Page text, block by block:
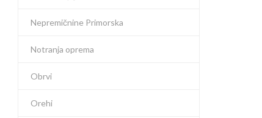
Nepremičnine Primorska
Notranja oprema
Obrvi
Orehi